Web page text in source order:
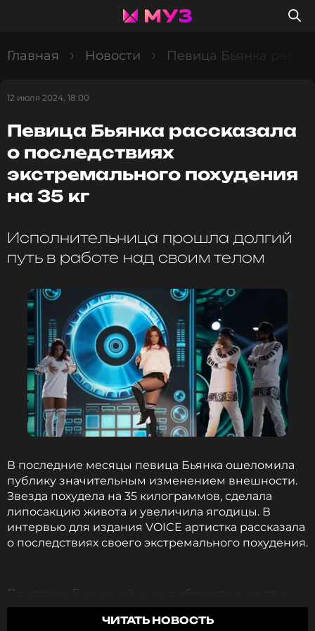
Главная Новости Певица Бьянка
12 июля 2024, 18:00
Певица Бьянка рассказала
о последствиях
экстремального похудения
на 35 кг
Исполнительница прошла долгий
путь в работе над своим телом
В последние месяцы певица Бьянка ошеломила
публику значительным изменением внешности.
Звезда похудела на 35 килограммов, сделала
липосакцию живота и увеличила ягодицы. В
интервью для издания VOICE артистка рассказала
о последствиях своего экстремального похудения.
По словам Бьянки, ей нужно сбросить еще один
килограмм для достижения идеального
результата. Однако уже сейчас она сталкивается с
ЧИТАТЬ НОВОСТЬ